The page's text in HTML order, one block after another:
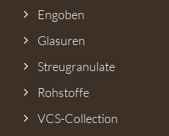
Engoben
Glasuren
Streugranulate
Rohstoffe
VCS-Collection